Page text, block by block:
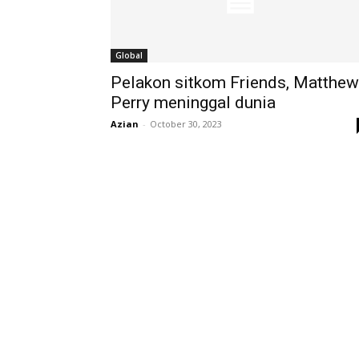
Global
Pelakon sitkom Friends, Matthew
Perry meninggal dunia
Azian - October 30, 2023